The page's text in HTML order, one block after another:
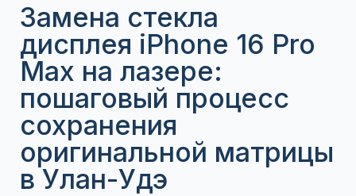
Замена стекла
дисплея iPhone 16 Pro
Max на лазере:
пошаговый процесс
сохранения
оригинальной матрицы
в Улан-Удэ